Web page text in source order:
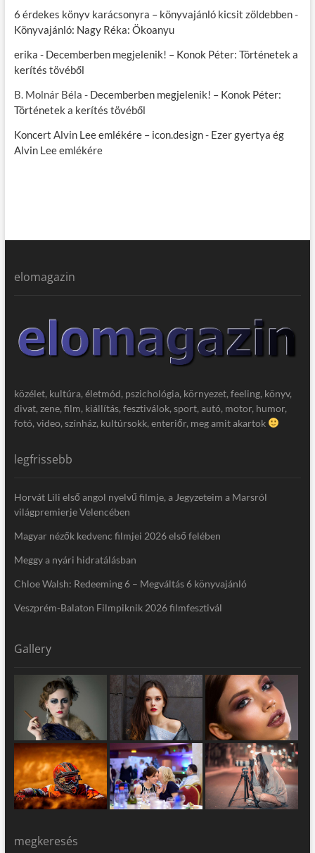
6 érdekes könyv karácsonyra – könyvajánló kicsit zöldebben-
Könyvajánló: Nagy Réka: Ökoanyu
erika - Decemberben megjelenik! – Konok Péter: Történetek a
kerítés tövéből
B. Molnár Béla - Decemberben megjelenik! – Konok Péter:
Történetek a kerítés tövéből
Koncert Alvin Lee emlékére – icon.design- Ezer gyertya ég
Alvin Lee emlékére
elomagazin
közélet, kultúra, életmód, pszichológia, környezet, feeling, könyv,
divat, zene, film, kiállítás, fesztiválok, sport, autó, motor, humor,
fotó, video, színház, kultúrsokk, enteriőr, meg amit akartok
legfrissebb
Horvát Lili első angol nyelvű filmje, a Jegyzeteim a Marsról
világpremierje Velencében
Magyar nézők kedvenc filmjei 2026 első felében
Meggy a nyári hidratálásban
Chloe Walsh: Redeeming 6 – Megváltás 6 könyvajánló
Veszprém-Balaton Filmpiknik 2026 filmfesztivál
Gallery
megkeresés